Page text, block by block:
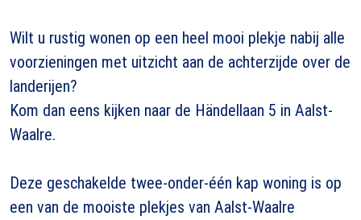
Wilt u rustig wonen op een heel mooi plekje nabij alle
voorzieningen met uitzicht aan de achterzijde over de
landerijen?
Kom dan eens kijken naar de Händellaan 5 in Aalst-
Waalre.
Deze geschakelde twee-onder-één kap woning is op
een van de mooiste plekjes van Aalst-Waalre